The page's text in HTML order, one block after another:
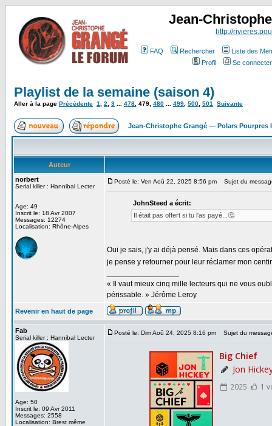
Jean-
http://
FAQ Rechercher
Liste des
Profil
Se
Playlist de la semaine (saison 4)
Aller à la page Précédente 1 2 3 478 479 480 499 500 501 Suivante
Jean-Christophe Grangé — Polars Pourpres
Auteur
norbert
Serial killer : Hannibal Lecter
Age: 49
Inscrit le: 18 Avr 2007
Messages: 12274
Localisation: Rhône-Alpes
Posté le: Ven Aoû 22, 2025 8:56 pm Sujet du
JohnSteed a écrit:
Il était pas offert si tu l'as payé...🤔
Oui je sais, j'y ai déjà pensé. Mais dans ces
je pense y retourner pour leur réclamer mon
« Il vaut mieux cinq mille lecteurs qui ne vous
périssable. » Jérôme Leroy
Revenir en haut de page
Fab
Serial killer : Hannibal Lecter
Age: 50
Inscrit le: 09 Avr 2011
Messages: 2558
Localisation: Brest même
Posté le: Dim Aoû 24, 2025 8:16 pm Sujet du